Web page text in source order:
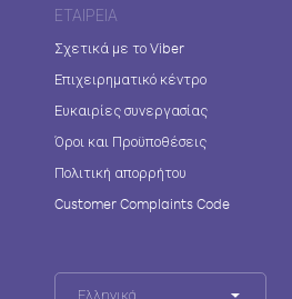
ΕΤΑΙΡΕΊΑ
Σχετικά με το Viber
Επιχειρηματικό κέντρο
Ευκαιρίες συνεργασίας
Όροι και Προϋποθέσεις
Πολιτική απορρήτου
Customer Complaints Code
Ελληνικά